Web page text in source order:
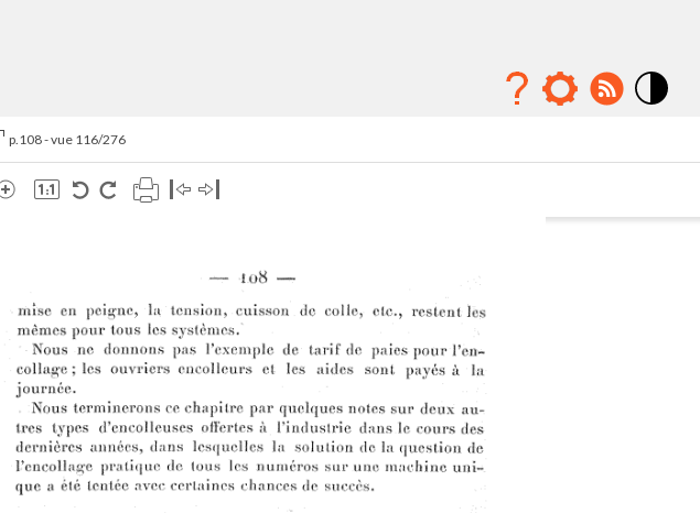
p.108 - vue 116/276